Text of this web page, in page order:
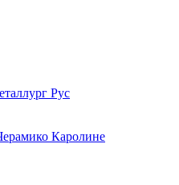
Рус
Каролине